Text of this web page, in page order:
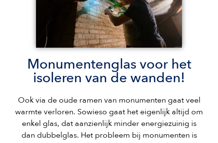
Monumentenglas voor het
isoleren van de wanden!
Ook via de oude ramen van monumenten gaat veel
warmte verloren. Sowieso gaat het eigenlijk altijd om
enkel glas, dat aanzienlijk minder energiezuinig is
dan dubbelglas. Het probleem bij monumenten is